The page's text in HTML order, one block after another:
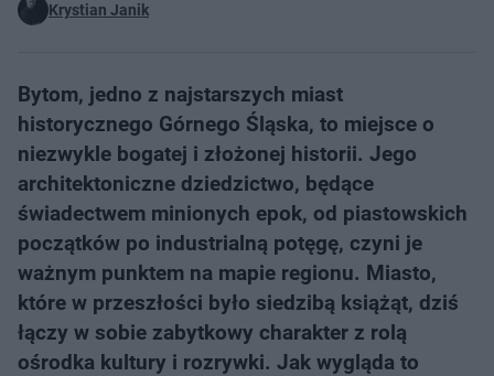
Krystian Janik
Bytom, jedno z najstarszych miast
historycznego Górnego Śląska, to miejsce o
niezwykle bogatej i złożonej historii. Jego
architektoniczne dziedzictwo, będące
świadectwem minionych epok, od piastowskich
początków po industrialną potęgę, czyni je
ważnym punktem na mapie regionu. Miasto,
które w przeszłości było siedzibą książąt, dziś
łączy w sobie zabytkowy charakter z rolą
ośrodka kultury i rozrywki. Jak wygląda to